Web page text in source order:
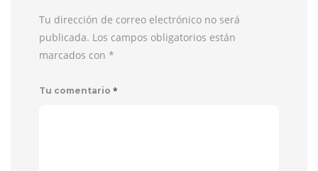
Tu dirección de correo electrónico no será
publicada. Los campos obligatorios están
marcados con *
Tu comentario *